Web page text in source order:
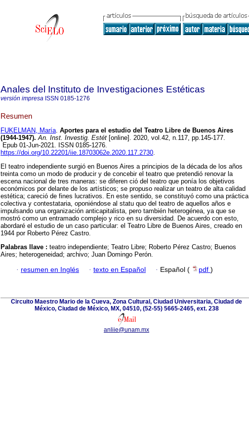
Anales del Instituto de Investigaciones Estéticas
versión impresa ISSN 0185-1276
Resumen
FUKELMAN, María. Aportes para el estudio del Teatro Libre de Buenos Aires
(1944-1947). An. Inst. Investig. Estét [online]. 2020, vol.42, n.117, pp.145-177.
Epub 01-Jun-2021. ISSN 0185-1276.
https://doi.org/10.22201/iie.18703062e.2020.117.2730.
El teatro independiente surgió en Buenos Aires a principios de la década de los años
treinta como un modo de producir y de concebir el teatro que pretendió renovar la
escena nacional de tres maneras: se diferen ció del teatro que ponía los objetivos
económicos por delante de los artísticos; se propuso realizar un teatro de alta calidad
estética; careció de fines lucrativos. En este sentido, se constituyó como una práctica
colectiva y contestataria, oponiéndose al statu quo del teatro de aquellos años e
impulsando una organización anticapitalista, pero también heterogénea, ya que se
mostró como un entramado complejo y rico en su diversidad. De acuerdo con esto,
abordaré el estudio de un caso particular: el Teatro Libre de Buenos Aires, creado en
1944 por Roberto Pérez Castro.
Palabras llave : teatro independiente; Teatro Libre; Roberto Pérez Castro; Buenos
Aires; heterogeneidad; archivo; Juan Domingo Perón.
· resumen en Inglés · texto en Español · Español ( pdf )
Circuito Maestro Mario de la Cueva, Zona Cultural, Ciudad Universitaria, Ciudad de
México, Ciudad de México, MX, 04510, (52-55) 5665-2465, ext. 238
anliie@unam.mx